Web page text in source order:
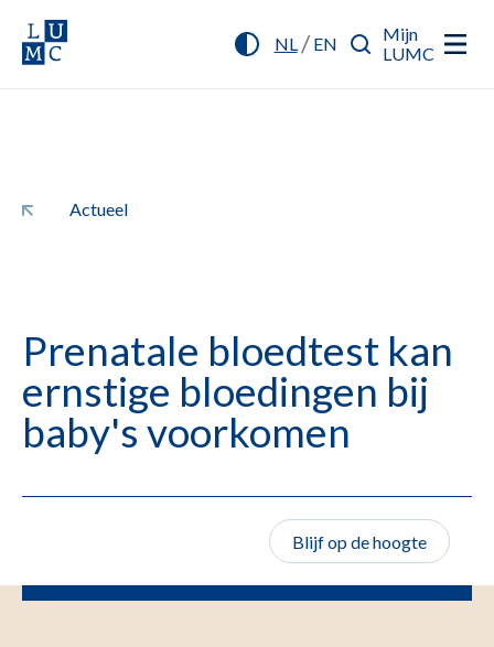
NL/ EN
Mijn
LUMC
Actueel
Prenatale bloedtest kan
ernstige bloedingen bij
baby's voorkomen
Blijf op de hoogte